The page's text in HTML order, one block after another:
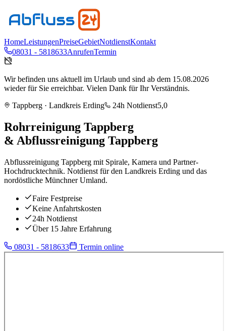
HomeLeistungenPreiseGebietNotdienstKontakt
08031 - 5818633AnrufenTermin
Wir befinden uns aktuell im Urlaub und sind ab dem 15.08.2026
wieder für Sie erreichbar. Vielen Dank für Ihr Verständnis.
Tappberg · Landkreis Erding 24h Notdienst5,0
Rohrreinigung Tappberg
& Abflussreinigung Tappberg
Abflussreinigung Tappberg mit Spirale, Kamera und Partner-
Hochdrucktechnik. Notdienst für den Landkreis Erding und das
nordöstliche Münchner Umland.
Faire Festpreise
Keine Anfahrtskosten
24h Notdienst
Über 15 Jahre Erfahrung
08031 - 5818633 Termin online